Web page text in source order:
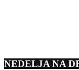
NEDELJA NA